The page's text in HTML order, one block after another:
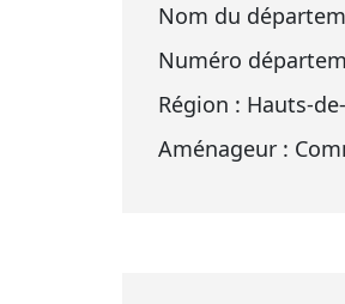
Nom du
Numéro
Région : Hauts-
Aménageur :